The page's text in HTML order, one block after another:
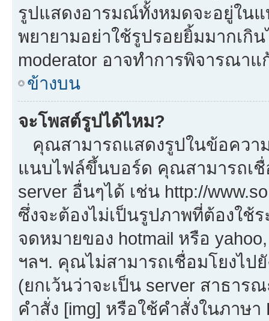
รูปแสดงอารมณ์ทั้งหมดจะอยู่ใน
พยายามอย่าใช้รูปรอยยิ้มมากเกิ
moderator อาจทำการพิจารณา
ข้างบน
จะโพสต์รูปได้ไหม?
คุณสามารถแสดงรูปในข้อควา
แนบไฟล์ขึ้นบอร์ด คุณสามารถเชื่
server อื่นๆได้ เช่น http://
ซึ่งจะต้องไม่เป็นรูปภาพที่ต้องใช้
จดหมายของ hotmail หรือ
ฯลฯ. คุณไม่สามารถเชื่อมโยงไป
(ยกเว้นว่าจะเป็น server สาธาร
คำสั่ง [img] หรือใช้คำสั่งในภาษ